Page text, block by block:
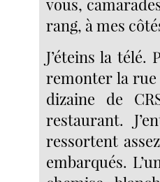
rang, à mes
J’éteins la télé.
remonter la rue
dizaine de
restaurant.
ressortent
embarqués.